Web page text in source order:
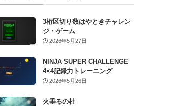
3桁区切り数はやときチャレン
ジ・ゲーム
2026年5月27日
NINJA SUPER CHALLENGE
4×4記録力トレーニング
2026年5月26日
火垂るの杜